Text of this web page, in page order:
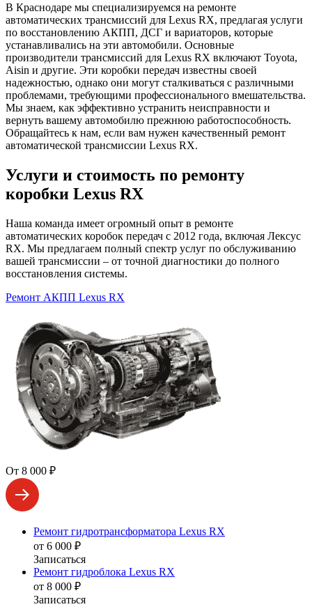
В Краснодаре мы специализируемся на ремонте
автоматических трансмиссий для Lexus RX, предлагая услуги
по восстановлению АКПП, ДСГ и вариаторов, которые
устанавливались на эти автомобили. Основные
производители трансмиссий для Lexus RX включают Toyota,
Aisin и другие. Эти коробки передач известны своей
надежностью, однако они могут сталкиваться с различными
проблемами, требующими профессионального вмешательства.
Мы знаем, как эффективно устранить неисправности и
вернуть вашему автомобилю прежнюю работоспособность.
Обращайтесь к нам, если вам нужен качественный ремонт
автоматической трансмиссии Lexus RX.
Услуги и стоимость по ремонту
коробки Lexus RX
Наша команда имеет огромный опыт в ремонте
автоматических коробок передач с 2012 года, включая Лексус
RX. Мы предлагаем полный спектр услуг по обслуживанию
вашей трансмиссии – от точной диагностики до полного
восстановления системы.
Ремонт АКПП Lexus RX
От 8 000 ₽
Ремонт гидротрансформатора Lexus RX
от 6 000 ₽
Записаться
Ремонт гидроблока Lexus RX
от 8 000 ₽
Записаться